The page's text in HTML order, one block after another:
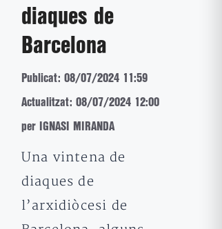
diaques de
Barcelona
Publicat: 08/07/2024 11:59
Actualitzat: 08/07/2024 12:00
per IGNASI MIRANDA
Una vintena de
diaques de
l’arxidiòcesi de